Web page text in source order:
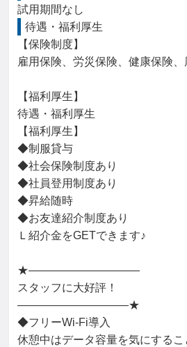
試用期間なし
待遇・福利厚生
【保険制度】
雇用保険、労災保険、健康保険、
【福利厚生】
待遇・福利厚生
【福利厚生】
◆制服貸与
◆社会保険制度あり
◆社員登用制度あり
◆昇給随時
◆お友達紹介制度あり
Ｌ紹介金をGETできます♪
★――――――――――
スタッフに大好評！
――――――――――★
◆フリーWi-Fi導入
休憩中はデータ容量を気にする